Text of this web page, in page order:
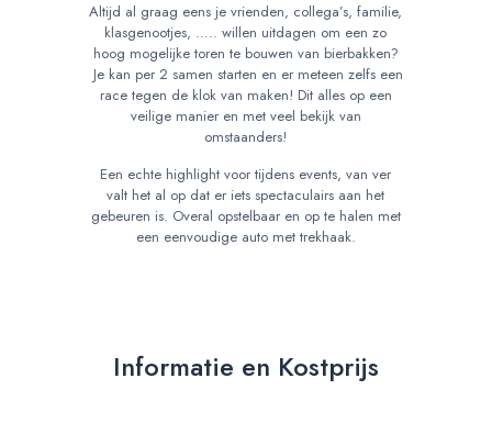
Altijd al graag eens je vrienden, collega’s, familie,
klasgenootjes, ….. willen uitdagen om een zo
hoog mogelijke toren te bouwen van bierbakken?
Je kan per 2 samen starten en er meteen zelfs een
race tegen de klok van maken! Dit alles op een
veilige manier en met veel bekijk van
omstaanders!
Een echte highlight voor tijdens events, van ver
valt het al op dat er iets spectaculairs aan het
gebeuren is. Overal opstelbaar en op te halen met
een eenvoudige auto met trekhaak.
Informatie en Kostprijs